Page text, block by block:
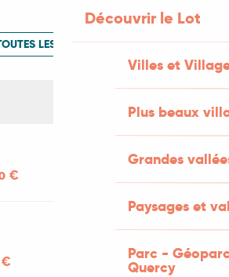
Découvrir le Lot
Villes et
Plus beaux
Grandes
Paysages et
Parc -
Quercy
LES PRESTATIONS
€
€